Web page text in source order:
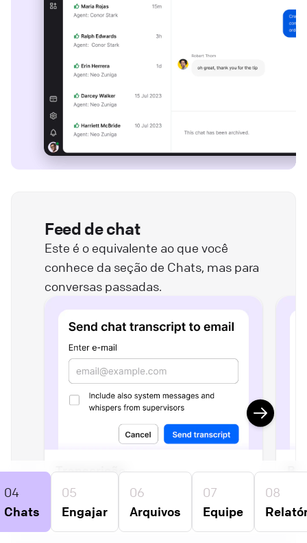
04
Chats
05
Engajar
06
Arquivos
07
Equipe
08
Feed de chat
Este é o equivalente ao que você
conhece da seção de Chats, mas para
conversas passadas.
Transcrição
Envie uma transcrição da conversa
para seu e-mail ou baixe-a.